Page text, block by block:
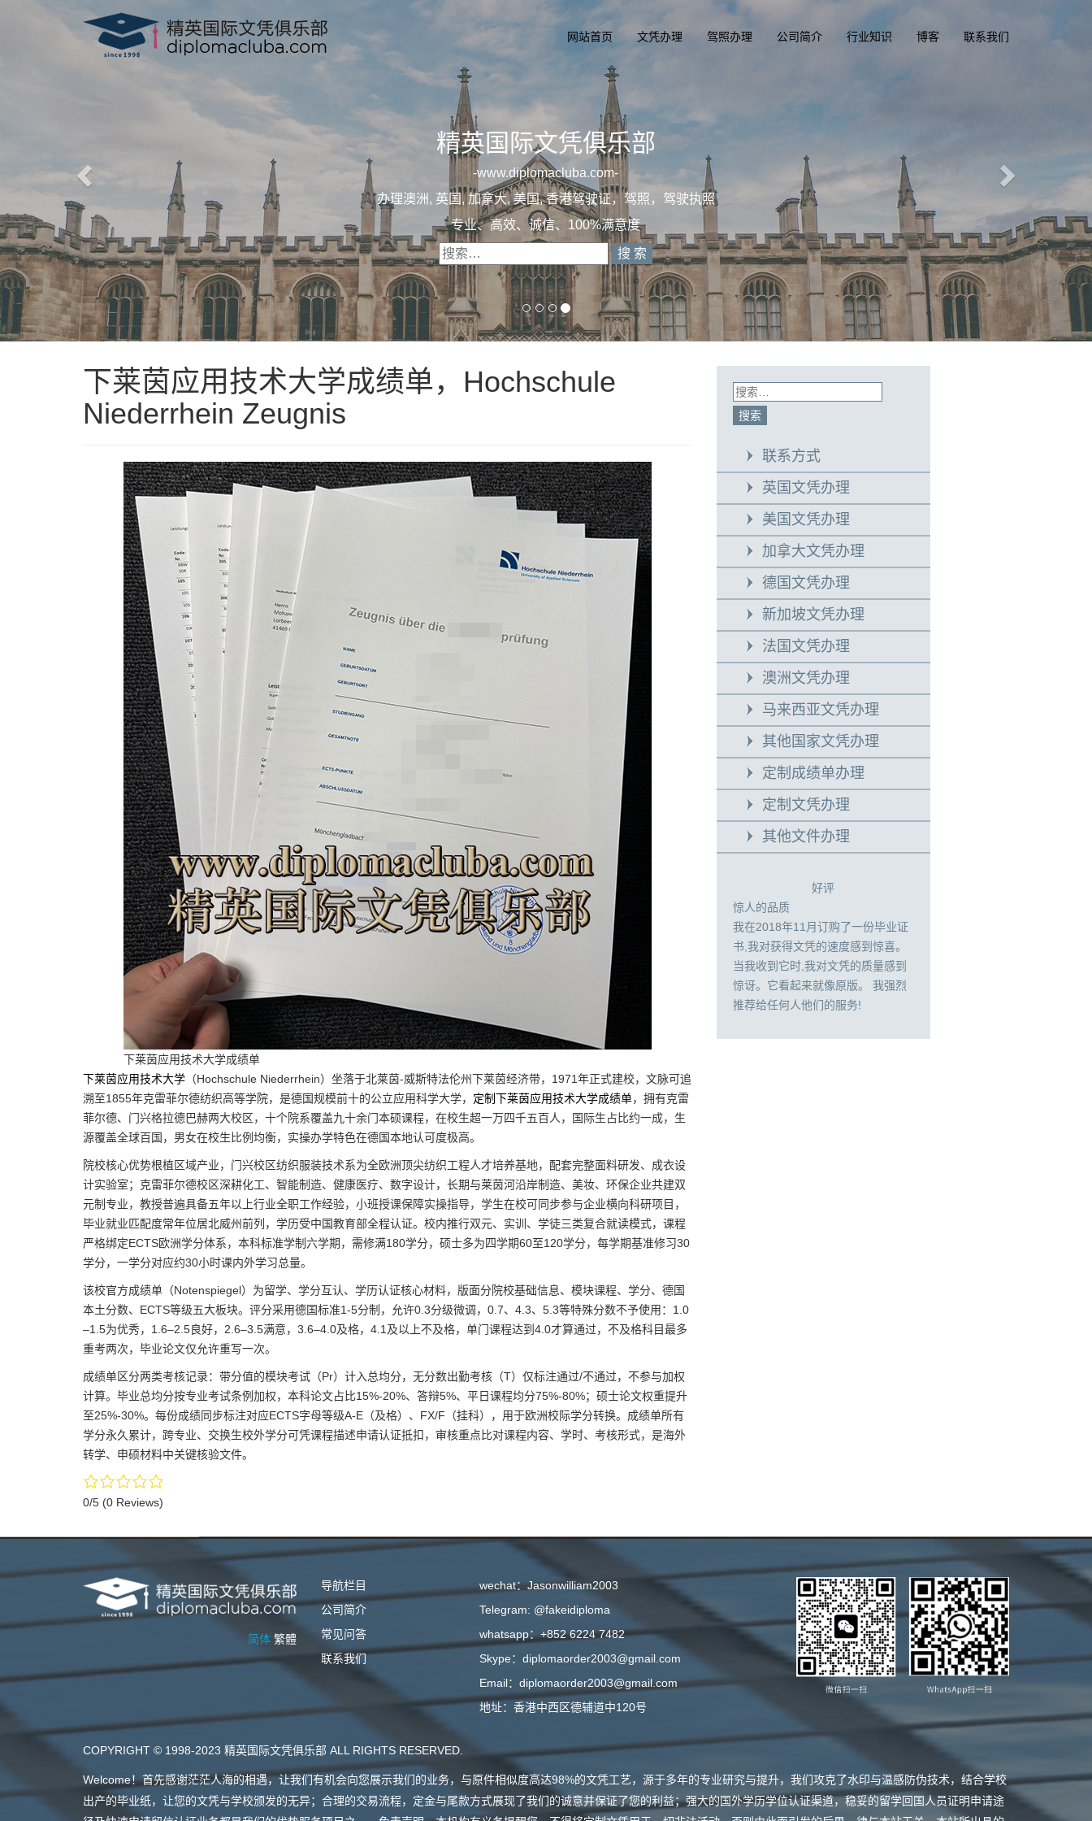
网站首页 文凭办理 驾照办理 公司简介 行业知识 博客 联系我们
精英国际文凭俱乐部
一 diplomacluba.com一
办理澳洲, 英国, 加拿大, 美国, 香港驾驶证，驾照，驾驶执照
专业定制澳洲、英国、加拿大、美国驾照
下莱茵应用技术大学成绩单，Hochschule
Niederrhein Zeugnis
下莱茵应用技术大学成绩单
下莱茵应用技术大学 （Hochschule Niederrhein）坐落于北莱茵-威斯特法伦州下莱茵经济带，1971年正式建校，文脉可追
溯至1855年克雷菲尔德纺织高等学院，是德国规模前十的公立应用科学大学， 定制下莱茵应用技术大学成绩单，拥有克雷
菲尔德、门兴格拉德巴赫两大校区，十个院系覆盖九十余门本硕课程，在校生超一万四千五百人，国际生占比约一成，生
源覆盖全球百国，男女在校生比例均衡，实操办学特色在德国本地认可度极高。
院校核心优势根植区域产业，门兴校区纺织服装技术系为全欧洲顶尖纺织工程人才培养基地，配套完整面料研发、成衣设
计实验室；克雷菲尔德校区深耕化工、智能制造、健康医疗、数字设计，长期与莱茵河沿岸制造、美妆、环保企业共建双
元制专业，教授普遍具备五年以上行业全职工作经验，小班授课保障实操指导，学生在校可同步参与企业横向科研项目，
毕业就业匹配度常年位居北威州前列，学历受中国教育部全程认证。校内推行双元、实训、学徒三类复合就读模式，课程
严格绑定ECTS欧洲学分体系，本科标准学制六学期，需修满180学分，硕士多为四学期60至120学分，每学期基准修习30
学分，一学分对应约30小时课内外学习总量。
该校官方成绩单（Notenspiegel）为留学、学分互认、学历认证核心材料，版面分院校基础信息、模块课程、学分、德国
本土分数、ECTS等级五大板块。评分采用德国标准1-5分制，允许0.3分级微调，0.7、4.3、5.3等特殊分数不予使用：1.0
–1.5为优秀，1.6–2.5良好，2.6–3.5满意，3.6–4.0及格，4.1及以上不及格，单门课程达到4.0才算通过，不及格科目最多
重考两次，毕业论文仅允许重写一次。
成绩单区分两类考核记录：带分值的模块考试（Pr）计入总均分，无分数出勤考核（T）仅标注通过/不通过，不参与加权
计算。毕业总均分按专业考试条例加权，本科论文占比15%-20%、答辩5%、平日课程均分75%-80%；硕士论文权重提升
至25%-30%。每份成绩同步标注对应ECTS字母等级A-E（及格）、FX/F（挂科），用于欧洲校际学分转换。成绩单所有
学分永久累计，跨专业、交换生校外学分可凭课程描述申请认证抵扣，审核重点比对课程内容、学时、考核形式，是海外
转学、申硕材料中关键核验文件。
0/5 (0 Reviews)
联系方式
英国文凭办理
美国文凭办理
加拿大文凭办理
德国文凭办理
新加坡文凭办理
法国文凭办理
澳洲文凭办理
马来西亚文凭办理
其他国家文凭办理
定制成绩单办理
定制文凭办理
其他文件办理
好评
惊人的品质
我在2018年11月订购了一份毕业证
书,我对获得文凭的速度感到惊喜。
当我收到它时,我对文凭的质量感到
惊讶。它看起来就像原版。 我强烈
推荐给任何人他们的服务!
简体 繁體
导航栏目
公司简介
常见问答
联系我们
wechat：Jasonwilliam2003
Telegram: @fakeidiploma
whatsapp：+852 6224 7482
Skype：diplomaorder2003@gmail.com
Email：diplomaorder2003@gmail.com
地址：香港中西区德辅道中120号
COPYRIGHT © 1998-2023 精英国际文凭俱乐部 ALL RIGHTS RESERVED.
Welcome！首先感谢茫茫人海的相遇，让我们有机会向您展示我们的业务，与原件相似度高达98%的文凭工艺，源于多年的专业研究与提升，我们攻克了水印与温感防伪技术，结合学校
出产的毕业纸，让您的文凭与学校颁发的无异；合理的交易流程，定金与尾款方式展现了我们的诚意并保证了您的利益；强大的国外学历学位认证渠道，稳妥的留学回国人员证明申请途